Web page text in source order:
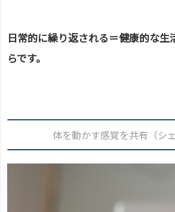
日常的に繰り返される＝健康的な生
らです。
体を動かす感覚を共有（シ